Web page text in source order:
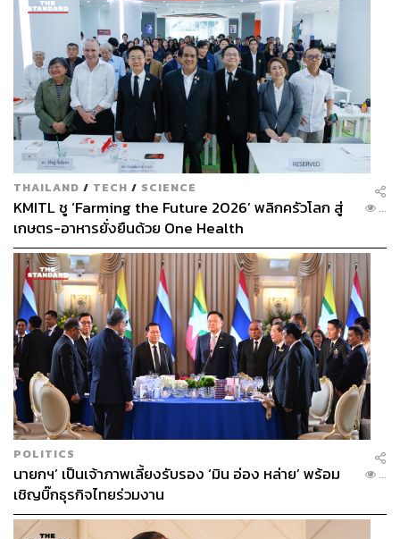
THAILAND / TECH / SCIENCE
KMITL ชู ‘Farming the Future 2026’ พลิกครัวโลก สู่
เกษตร-อาหารยั่งยืนด้วย One Health
...
POLITICS
นายกฯ’ เป็นเจ้าภาพเลี้ยงรับรอง ‘มิน อ่อง หล่าย’ พร้อม
เชิญบิ๊กธุรกิจไทยร่วมงาน
...